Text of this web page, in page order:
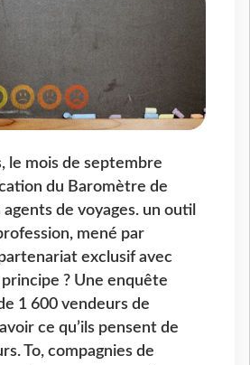
le mois de septembre
du Baromètre de
de voyages. un outil
mené par
exclusif avec
? Une enquête
1 600 vendeurs de
ce qu’ils pensent de
To, compagnies de